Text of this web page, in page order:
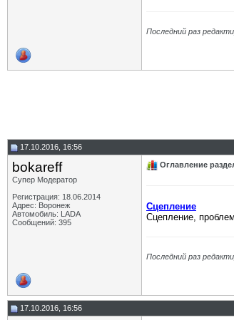
Последний раз
17.10.2016, 16:56
bokareff
Супер Модератор
Регистрация: 18.06.2014
Адрес: Воронеж
Автомобиль: LADA
Сообщений: 395
Оглавление
Сцепление
Сцепление,
Последний раз
17.10.2016, 16:56